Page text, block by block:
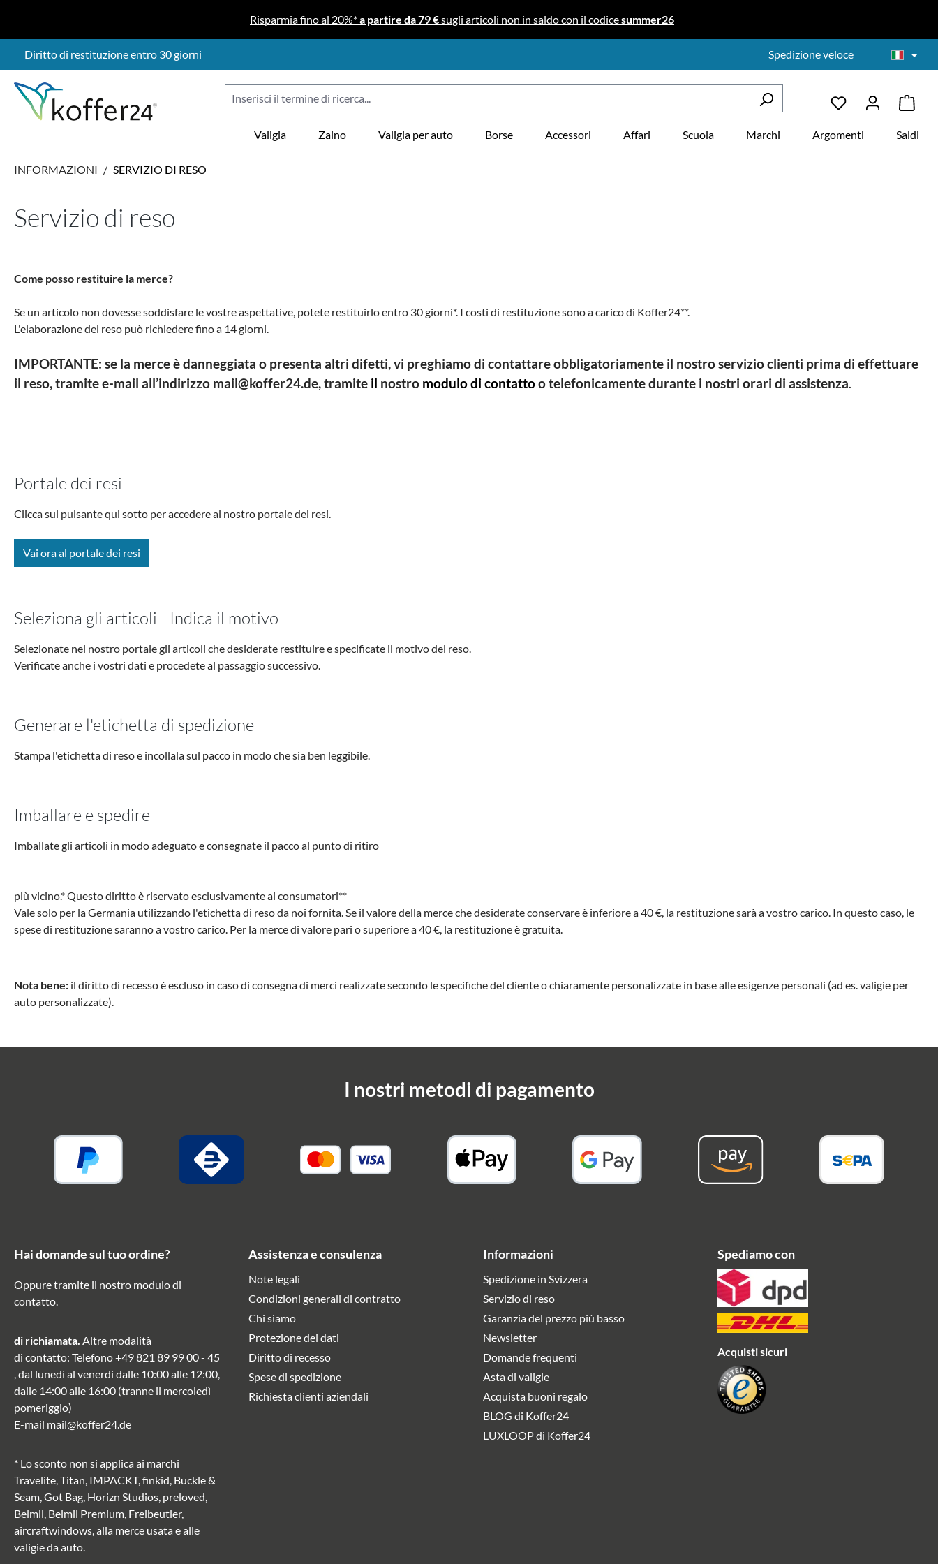
Risparmia fino al 20%*a partire da 79 €sugli articoli non in saldo con il codicesummer26
Diritto di restituzione entro 30 giorni Spedizione veloce
Valigia Zaino Valigia per auto Borse Accessori Affari Scuola Marchi Argomenti Saldi
INFORMAZIONI / SERVIZIO DI RESO
Servizio di reso
Come posso restituire la merce?
Se un articolo non dovesse soddisfare le vostre aspettative, potete restituirlo entro 30 giorni*. I costi di restituzione sono a carico di Koffer24**.
L'elaborazione del reso può richiedere fino a 14 giorni.
IMPORTANTE: se la merce è danneggiata o presenta altri difetti, vi preghiamo di contattare obbligatoriamente il nostro servizio clienti prima di effettuare
il reso, tramite e-mail all’indirizzo mail@koffer24.de, tramite il nostro modulo di contattoo telefonicamente durante i nostri orari di assistenza.
Portale dei resi
Clicca sul pulsante qui sotto per accedere al nostro portale dei resi.
Vai ora al portale dei resi
Seleziona gli articoli - Indica il motivo
Selezionate nel nostro portale gli articoli che desiderate restituire e specificate il motivo del reso.
Verificate anche i vostri dati e procedete al passaggio successivo.
Generare l'etichetta di spedizione
Stampa l'etichetta di reso e incollala sul pacco in modo che sia ben leggibile.
Imballare e spedire
Imballate gli articoli in modo adeguato e consegnate il pacco al punto di ritiro
più vicino.* Questo diritto è riservato esclusivamente ai consumatori**
Vale solo per la Germania utilizzando l'etichetta di reso da noi fornita. Se il valore della merce che desiderate conservare è inferiore a 40 €, la restituzione sarà a vostro carico. In questo caso, le
spese di restituzione saranno a vostro carico. Per la merce di valore pari o superiore a 40 €, la restituzione è gratuita.
Nota bene: il diritto di recesso è escluso in caso di consegna di merci realizzate secondo le specifiche del cliente o chiaramente personalizzate in base alle esigenze personali (ad es. valigie per
auto personalizzate).
I nostri metodi di pagamento
Hai domande sul tuo ordine?
Oppure tramite il nostro modulo di
contatto.
di richiamata. Altre modalità
di contatto: Telefono+49 821 89 99 00 - 45
, dal lunedì al venerdì dalle 10:00 alle 12:00,
dalle 14:00 alle 16:00 (tranne il mercoledì
pomeriggio)
E-mail mail@koffer24.de
* Lo sconto non si applica ai marchi
Travelite, Titan, IMPACKT, finkid, Buckle &
Seam, Got Bag, Horizn Studios, preloved,
Belmil, Belmil Premium, Freibeutler,
aircraftwindows, alla merce usata e alle
valigie da auto.
Assistenza e consulenza
Note legali
Condizioni generali di contratto
Chi siamo
Protezione dei dati
Diritto di recesso
Spese di spedizione
Richiesta clienti aziendali
Informazioni
Spedizione in Svizzera
Servizio di reso
Garanzia del prezzo più basso
Newsletter
Domande frequenti
Asta di valigie
Acquista buoni regalo
BLOG di Koffer24
LUXLOOP di Koffer24
Spediamo con
Acquisti sicuri